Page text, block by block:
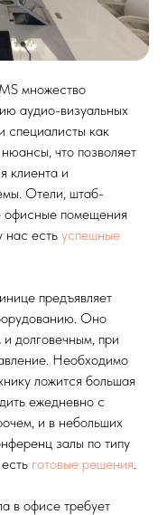
множество
аудио-визуальных
специалисты как
что позволяет
клиента и
Отели, штаб-
офисные помещения
нас есть успешные
предъявляет
Оно
долговечным, при
Необходимо
ложится большая
ежедневно с
и в небольших
залы по типу
готовые решения.
в офисе требует